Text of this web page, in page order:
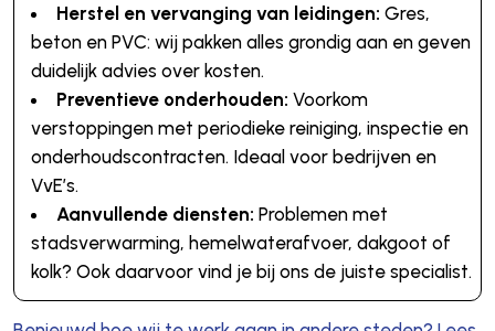
Herstel en vervanging van leidingen: Gres,
beton en PVC: wij pakken alles grondig aan en geven
duidelijk advies over kosten.
Preventieve onderhouden: Voorkom
verstoppingen met periodieke reiniging, inspectie en
onderhoudscontracten. Ideaal voor bedrijven en
VvE’s.
Aanvullende diensten: Problemen met
stadsverwarming, hemelwaterafvoer, dakgoot of
kolk? Ook daarvoor vind je bij ons de juiste specialist.